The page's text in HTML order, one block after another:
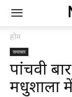
होम
समाचार
पांचवी
मधुशाला